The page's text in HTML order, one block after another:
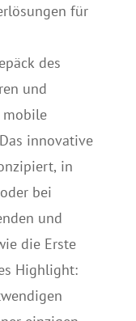
für
des
und
mobile
innovative
in
bei
und
die Erste
Highlight: